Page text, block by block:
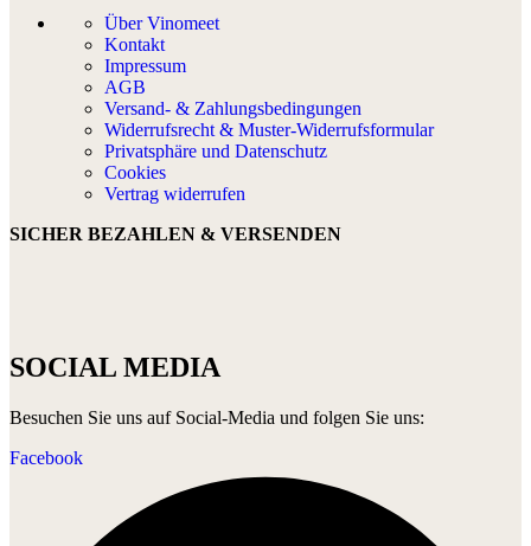
Über Vinomeet
Kontakt
Impressum
AGB
Versand- & Zahlungsbedingungen
Widerrufsrecht & Muster-Widerrufsformular
Privatsphäre und Datenschutz
Cookies
Vertrag widerrufen
SICHER BEZAHLEN & VERSENDEN
SOCIAL MEDIA
Besuchen Sie uns auf Social-Media und folgen Sie uns:
Facebook